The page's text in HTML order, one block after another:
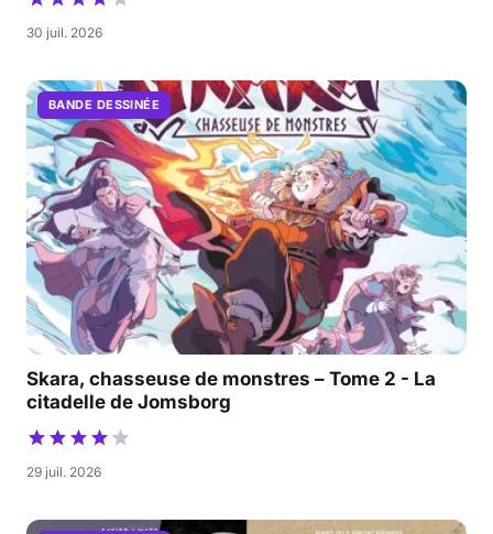
30 juil. 2026
BANDE DESSINÉE
Skara, chasseuse de monstres – Tome 2 - La
citadelle de Jomsborg
29 juil. 2026